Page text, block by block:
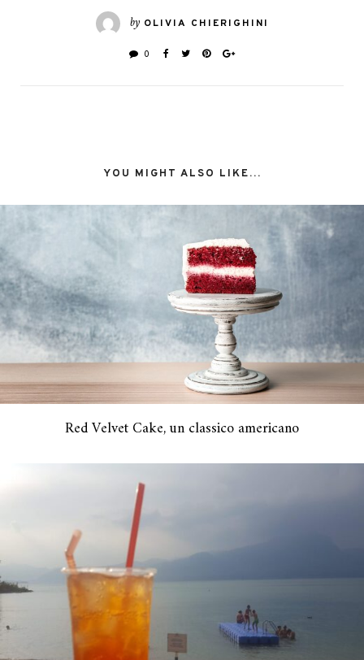
by OLIVIA CHIERIGHINI
0
YOU MIGHT ALSO LIKE...
Red Velvet Cake, un classico americano